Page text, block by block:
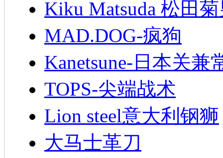
Kiku Matsuda 松田
MAD.DOG-疯狗
Kanetsune-日本关兼
TOPS-尖端战术
Lion steel意大利钢狮
大马士革刀